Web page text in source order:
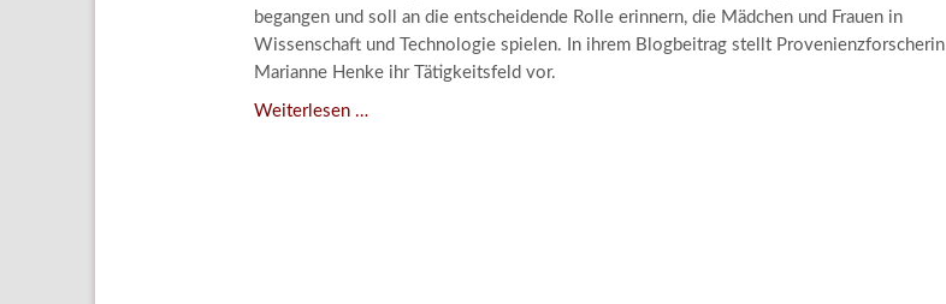
Aktuelle Publikationen
Bestandskataloge & Editionen
Forschung
begangen und soll an die entscheidende Rolle erinnern, die Mädchen und Frauen in
Wissenschaft und Technologie spielen. In ihrem Blogbeitrag stellt Provenienzforscherin
Marianne Henke ihr Tätigkeitsfeld vor.
Weiterlesen …Verschenkt,